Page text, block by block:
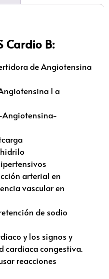
Cardio B:
de Angiotensina
I a
Angiotensina-
arterial en
vascular en
de sodio
y los signos y
cardiaca congestiva.
reacciones